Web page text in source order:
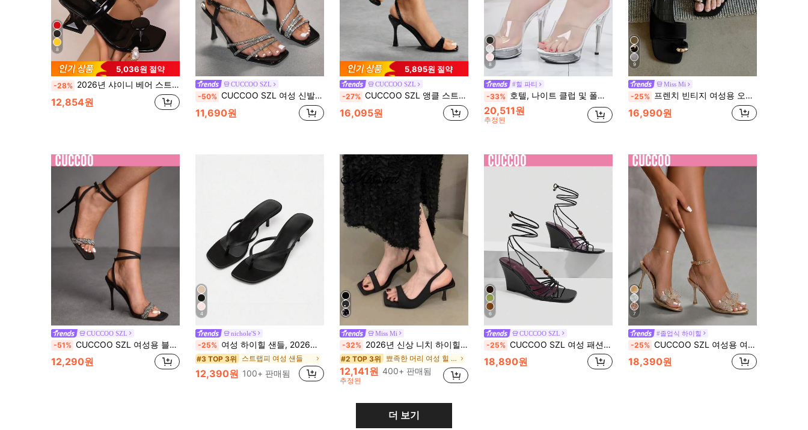
8
5,036원 절약
-28% 2026년 샤이니 베어 스트랩과 라운드 버클이 있는 하이힐 샌들, 블랙, 화이트, 레드, 그린, 옐로우, 블랙 & 레드 스퀘어 힐, 발렌타인 데이, 할로윈, 졸업 시즌, 데이트, 캐주얼 산책, 출퇴근, 파티에 적합, 미니멀리스트 스타일리시 솔리드 컬러 디자인
12,854원
CUCCOO SZL
-50% CUCCOO SZL 여성 신발 클래식 패션 여성 하이힐 샌들 블랙 페이턴트 가죽 라인스톤 크로스 스트랩 샌들 얇은 굽 스퀘어 토 디자인 디너 파티, 직장 출퇴근, 데이트 섹시 웨어 여성 신발
11,690원
5,895원 절약
CUCCOO SZL
-27% CUCCOO SZL 앵클 스트랩, 스퀘어 토, 패셔너블한 미니멀리스트 디자인의 블랙 하이힐 샌들, 출퇴근, 데이트, 파티에 적합
16,095원
8
#힐 파티
-33% 호텔, 나이트 클럽 및 폴댄스 공연용 유럽 및 미국 스타일 패션 모델 스틸레토 하이힐. 신발은 투명한 크리스털 상단부와 크리스털 밑창이있는 하이힐입니다.
20,511원
추정된
9
Miss Mi
-25% 프렌치 빈티지 여성용 오픈 토 슬라이드 샌들, 여름 야외 착용, 청키 하이힐 슬리퍼, 플립플랍
16,990원
CUCCOO SZL
-51% CUCCOO SZL 여성용 블랙 크리스탈 장식 스틸레토 하이힐 샌들, 스퀘어 토 파티 드레스 펌프스
12,290원
4
nichole'S
-25% 여성 하이힐 샌들, 2026년 봄/여름 신상 블랙 미드힐 키튼힐 샌들 장식 포함, 오픈토 야외 슬리퍼, 블랙 하이힐
#3 TOP 3위 스트랩피 여성 샌들
12,390원 100+ 판매됨
Miss Mi
-32% 2026년 신상 니치 하이힐 블랙 프렌치 오픈 토 샌들, 요정 신발, 우아한 드레스 매칭, 여름용 로마 신발, 키튼 힐
#2 TOP 3위 뾰족한 머리 여성 힐 샌들
12,141원 400+ 판매됨
추정된
6
CUCCOO SZL
-25% CUCCOO SZL 여성 패션 우아한 파티, 두꺼운 힐 웨지, 스퀘어 토 킹크, 레이스업 비즈 샌들
18,890원
7
#졸업식 하이힐
-25% CUCCOO SZL 여성용 여름 뾰족한 스틸레토 샴페인 앵클 라인스톤 스탠딩 플라워 스타일리시 섹시한 뱅킷 파티 나이트클럽 여성용 하이힐 오픈토 샌들
18,390원
더 보기